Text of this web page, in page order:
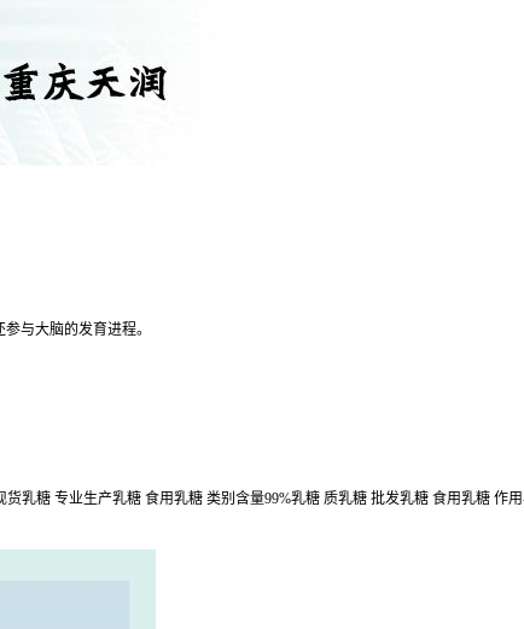
与大脑的发育进程。
乳糖 专业生产乳糖 食用乳糖 类别含量99%乳糖 质乳糖 批发乳糖 食用乳糖 作